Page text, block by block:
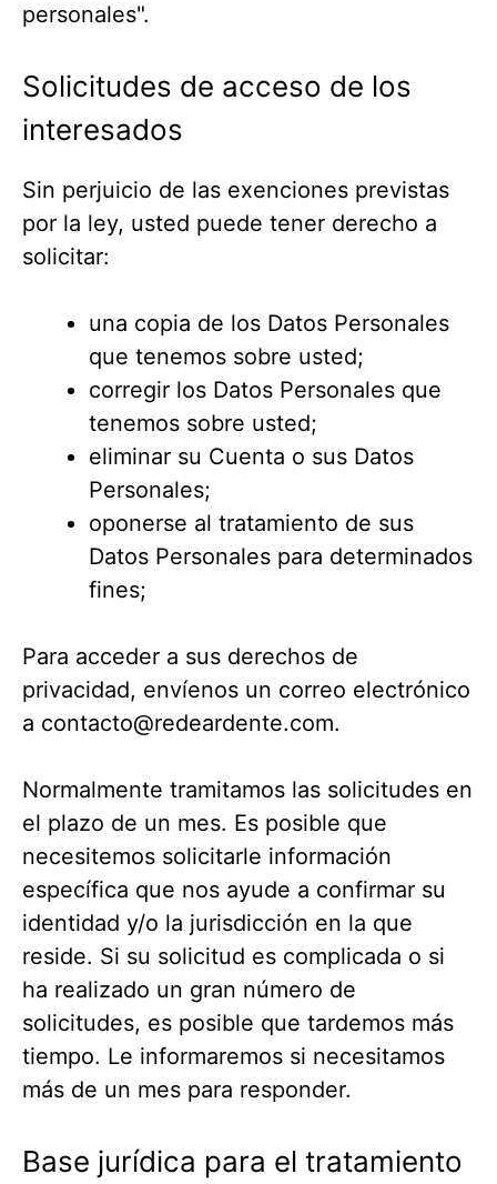
personales".
Solicitudes de acceso de los
interesados
Sin perjuicio de las exenciones previstas
por la ley, usted puede tener derecho a
solicitar:
una copia de los Datos Personales
que tenemos sobre usted;
corregir los Datos Personales que
tenemos sobre usted;
eliminar su Cuenta o sus Datos
Personales;
oponerse al tratamiento de sus
Datos Personales para determinados
fines;
Para acceder a sus derechos de
privacidad, envíenos un correo electrónico
a contacto@redeardente.com.
Normalmente tramitamos las solicitudes en
el plazo de un mes. Es posible que
necesitemos solicitarle información
específica que nos ayude a confirmar su
identidad y/o la jurisdicción en la que
reside. Si su solicitud es complicada o si
ha realizado un gran número de
solicitudes, es posible que tardemos más
tiempo. Le informaremos si necesitamos
más de un mes para responder.
Base jurídica para el tratamiento